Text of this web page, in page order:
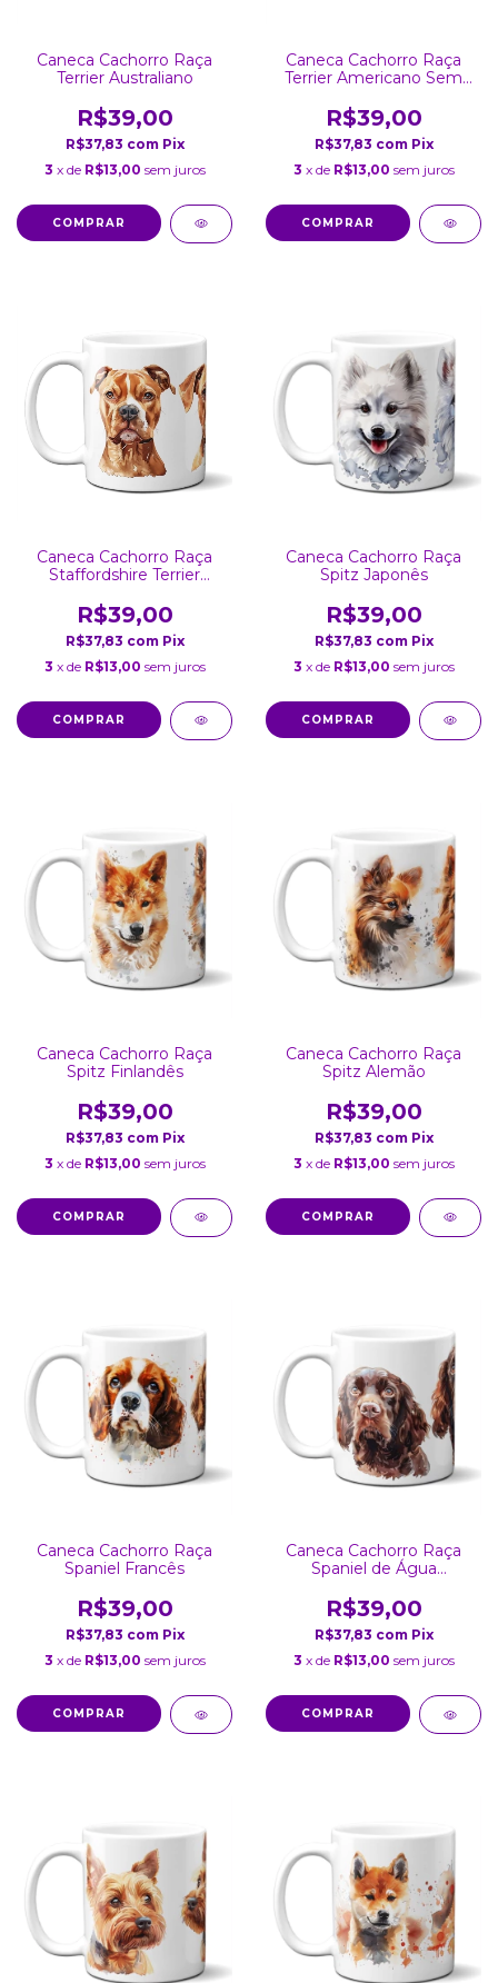
Caneca Cachorro Raça
Terrier Australiano
R$39,00
R$37,83 com Pix
3 x de R$13,00 sem juros
Caneca Cachorro Raça
Terrier Americano Sem
R$39,00
R$37,83 com Pix
3 x de R$13,00 sem juros
Caneca Cachorro Raça
Staffordshire Terrier
R$39,00
R$37,83 com Pix
3 x de R$13,00 sem juros
Caneca Cachorro Raça
Spitz Japonês
R$39,00
R$37,83 com Pix
3 x de R$13,00 sem juros
Caneca Cachorro Raça
Spitz Finlandês
R$39,00
R$37,83 com Pix
3 x de R$13,00 sem juros
Caneca Cachorro Raça
Spitz Alemão
R$39,00
R$37,83 com Pix
3 x de R$13,00 sem juros
Caneca Cachorro Raça
Spaniel Francês
R$39,00
R$37,83 com Pix
3 x de R$13,00 sem juros
Caneca Cachorro Raça
Spaniel de Água
R$39,00
R$37,83 com Pix
3 x de R$13,00 sem juros